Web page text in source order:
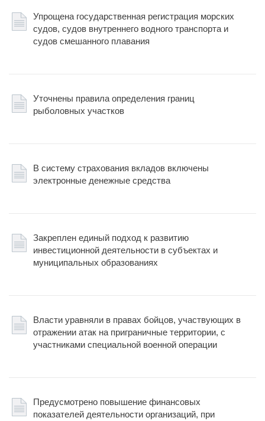
Упрощена государственная регистрация морских
судов, судов внутреннего водного транспорта и
судов смешанного плавания
Уточнены правила определения границ
рыболовных участков
В систему страхования вкладов включены
электронные денежные средства
Закреплен единый подход к развитию
инвестиционной деятельности в субъектах и
муниципальных образованиях
Власти уравняли в правах бойцов, участвующих в
отражении атак на приграничные территории, с
участниками специальной военной операции
Предусмотрено повышение финансовых
показателей деятельности организаций, при